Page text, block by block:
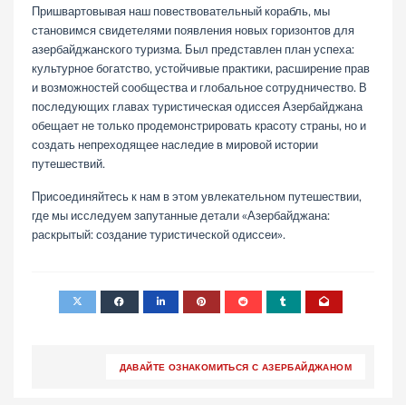
Пришвартовывая наш повествовательный корабль, мы
становимся свидетелями появления новых горизонтов для
азербайджанского туризма. Был представлен план успеха:
культурное богатство, устойчивые практики, расширение прав
и возможностей сообщества и глобальное сотрудничество. В
последующих главах туристическая одиссея Азербайджана
обещает не только продемонстрировать красоту страны, но и
создать непреходящее наследие в мировой истории
путешествий.
Присоединяйтесь к нам в этом увлекательном путешествии,
где мы исследуем запутанные детали «Азербайджана:
раскрытый: создание туристической одиссеи».
ДАВАЙТЕ ОЗНАКОМИТЬСЯ С АЗЕРБАЙДЖАНОМ